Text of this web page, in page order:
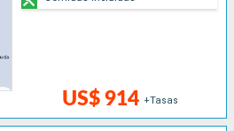
US$ 914 +Tasas